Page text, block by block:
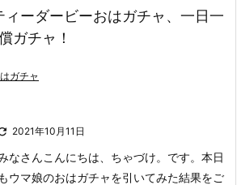
ーダービーおはガチャ、一日一
ガチャ！
ガチャ
2021年10月11日
なさんこんにちは、ちゃづけ。です。 本日
もウマ娘のおはガチャを引いてみた結果をご